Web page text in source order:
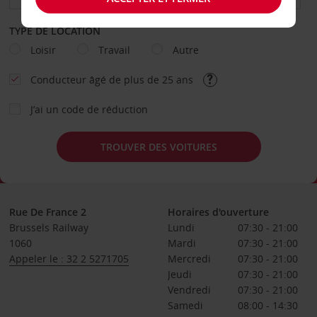
TYPE DE LOCATION
Loisir
Travail Autre
Conducteur âgé de plus de 25 ans
J’ai un code de réduction
TROUVER DES VOITURES
Rue De France 2
Brussels Railway
1060
Appeler le : 32 2 5271705
Horaires d'ouverture
Lundi
07:30 - 21:00
Mardi
07:30 - 21:00
Mercredi
07:30 - 21:00
Jeudi
07:30 - 21:00
Vendredi
07:30 - 21:00
Samedi
08:00 - 14:30